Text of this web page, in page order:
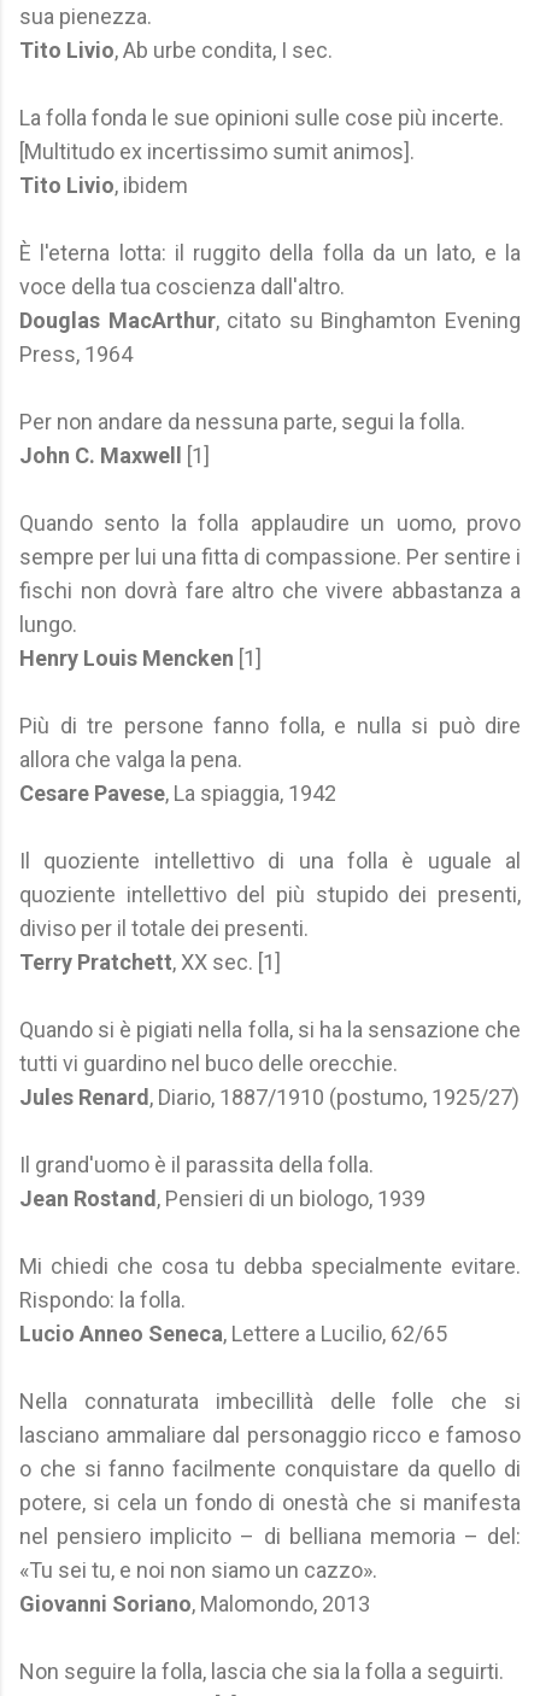
sua pienezza.
Tito Livio, Ab urbe condita, I sec.
La folla fonda le sue opinioni sulle cose più incerte.
[Multitudo ex incertissimo sumit animos].
Tito Livio, ibidem
È l'eterna lotta: il ruggito della folla da un lato, e la
voce della tua coscienza dall'altro.
Douglas MacArthur, citato su Binghamton Evening
Press, 1964
Per non andare da nessuna parte, segui la folla.
John C. Maxwell
[1]
Quando sento la folla applaudire un uomo, provo
sempre per lui una fitta di compassione. Per sentire i
fischi non dovrà fare altro che vivere abbastanza a
lungo.
Henry Louis Mencken [1]
Più di tre persone fanno folla, e nulla si può dire
allora che valga la pena.
Cesare Pavese, La spiaggia, 1942
Il quoziente intellettivo di una folla è uguale al
quoziente intellettivo del più stupido dei presenti,
diviso per il totale dei presenti.
Terry Pratchett, XX sec. [1]
Quando si è pigiati nella folla, si ha la sensazione che
tutti vi guardino nel buco delle orecchie.
Jules Renard , Diario, 1887/1910 (postumo, 1925/27)
Il grand'uomo è il parassita della folla.
Jean Rostand , Pensieri di un biologo, 1939
Mi chiedi che cosa tu debba specialmente evitare.
Rispondo: la folla.
Lucio Anneo Seneca, Lettere a Lucilio, 62/65
Nella connaturata imbecillità delle folle che si
lasciano ammaliare dal personaggio ricco e famoso
o che si fanno facilmente conquistare da quello di
potere, si cela un fondo di onestà che si manifesta
nel pensiero implicito – di belliana memoria – del:
«Tu sei tu, e noi non siamo un cazzo».
Giovanni Soriano, Malomondo, 2013
Non seguire la folla, lascia che sia la folla a seguirti.